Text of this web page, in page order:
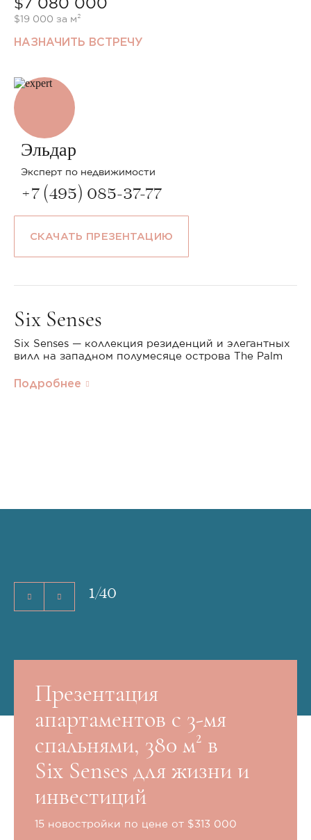
$7 080 000
$19 000 за м²
НАЗНАЧИТЬ ВСТРЕЧУ
Эльдар
Эксперт по недвижимости
+7 (495) 085-37-77
СКАЧАТЬ ПРЕЗЕНТАЦИЮ
Six Senses
Six Senses — коллекция резиденций и элегантных
вилл на западном полумесяце острова The Palm
Подробнее
1/40
Презентация
апартаментов с 3-мя
спальнями, 380 м² в
Six Senses для жизни и
инвестиций
15 новостройки по цене от $313 000